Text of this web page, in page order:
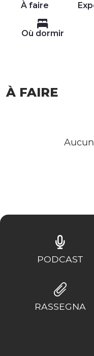
À faire
Où dormir
À FAIRE
PODCAST
RASSEGNA